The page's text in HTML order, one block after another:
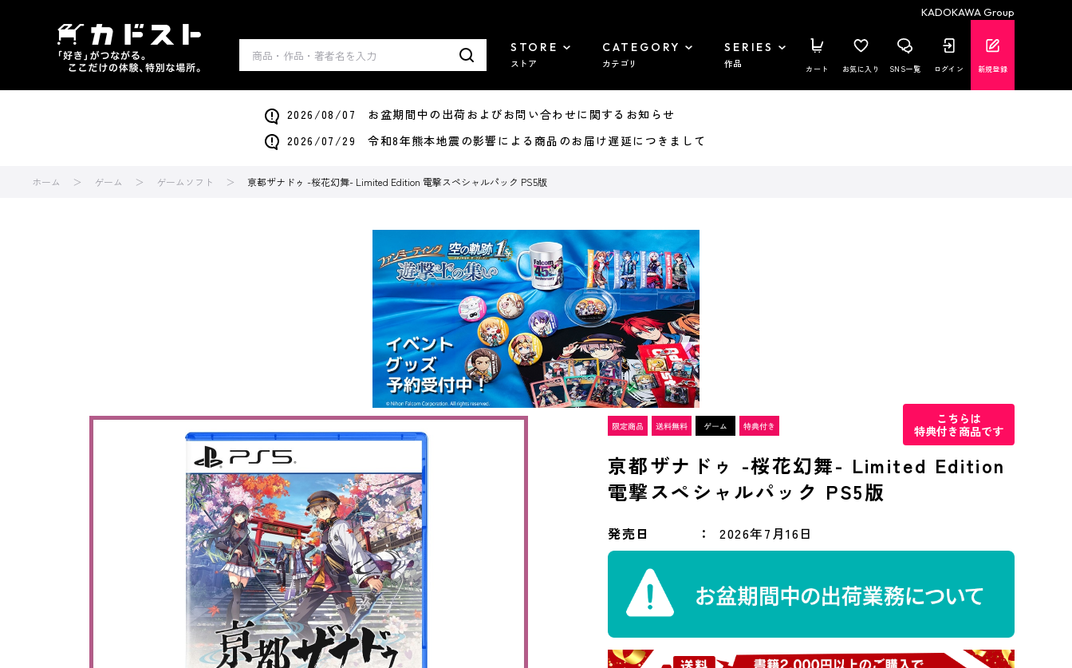
KADOKAWA Group
STORE
ストア
CATEGORY
カテゴリ
SERIES
作品 カート お気に入り SNS一覧 ログイン 新規登録
2026/08/07 お盆期間中の出荷およびお問い合わせに関するお知らせ
2026/07/29 令和8年熊本地震の影響による商品のお届け遅延につきまして
ホーム ゲーム ゲームソフト 亰都ザナドゥ -桜花幻舞- Limited Edition 電撃スペシャルパック PS5版
こちらは
特典付き商品です
亰都ザナドゥ -桜花幻舞- Limited Edition
電撃スペシャルパック PS5版
発売日 2026年7月16日